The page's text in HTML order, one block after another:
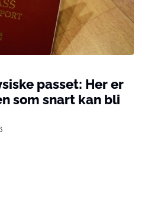
passet: Her er
som snart kan bli